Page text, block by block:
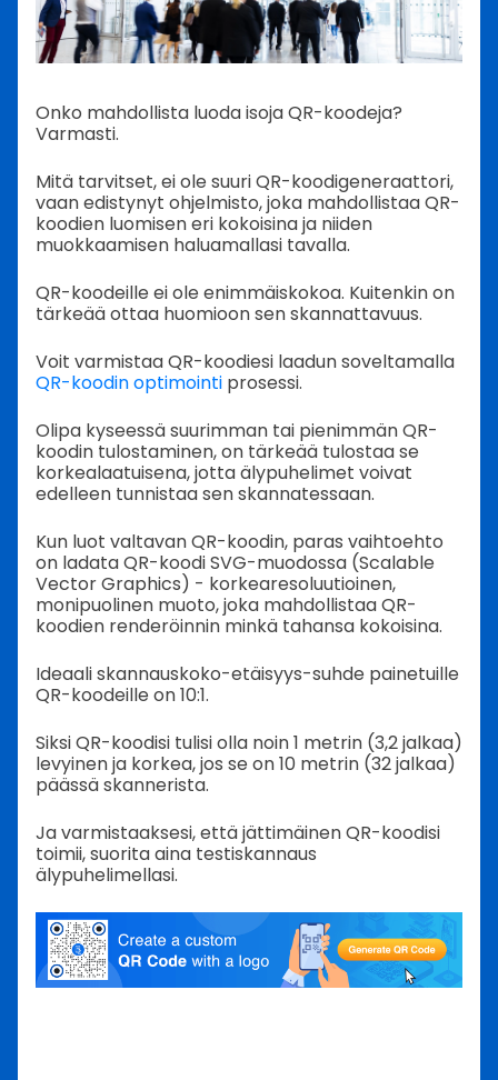
Onko mahdollista luoda isoja QR-koodeja?
Varmasti.
Mitä tarvitset, ei ole suuri QR-koodigeneraattori,
vaan edistynyt ohjelmisto, joka mahdollistaa QR-
koodien luomisen eri kokoisina ja niiden
muokkaamisen haluamallasi tavalla.
QR-koodeille ei ole enimmäiskokoa. Kuitenkin on
tärkeää ottaa huomioon sen skannattavuus.
Voit varmistaa QR-koodiesi laadun soveltamalla
QR-koodin optimointi prosessi.
Olipa kyseessä suurimman tai pienimmän QR-
koodin tulostaminen, on tärkeää tulostaa se
korkealaatuisena, jotta älypuhelimet voivat
edelleen tunnistaa sen skannatessaan.
Kun luot valtavan QR-koodin, paras vaihtoehto
on ladata QR-koodi SVG-muodossa (Scalable
Vector Graphics) - korkearesoluutioinen,
monipuolinen muoto, joka mahdollistaa QR-
koodien renderöinnin minkä tahansa kokoisina.
Ideaali skannauskoko-etäisyys-suhde painetuille
QR-koodeille on 10:1.
Siksi QR-koodisi tulisi olla noin 1 metrin (3,2 jalkaa)
levyinen ja korkea, jos se on 10 metrin (32 jalkaa)
päässä skannerista.
Ja varmistaaksesi, että jättimäinen QR-koodisi
toimii, suorita aina testiskannaus
älypuhelimellasi.